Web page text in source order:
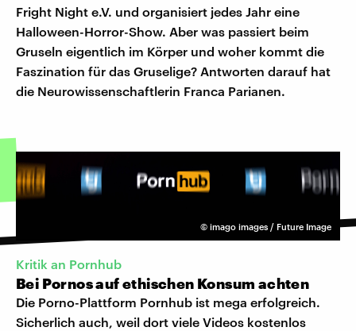
Fright Night e.V. und organisiert jedes Jahr eine
Halloween-Horror-Show. Aber was passiert beim
Gruseln eigentlich im Körper und woher kommt die
Faszination für das Gruselige? Antworten darauf hat
die Neurowissenschaftlerin Franca Parianen.
© imago images / Future Image
Kritik an Pornhub
Bei Pornos auf ethischen Konsum achten
Die Porno-Plattform Pornhub ist mega erfolgreich.
Sicherlich auch, weil dort viele Videos kostenlos